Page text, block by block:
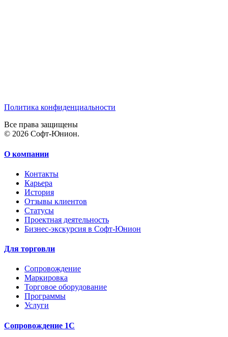
Политика конфиденциальности
Все права защищены
© 2026 Софт-Юнион.
О компании
Контакты
Карьера
История
Отзывы клиентов
Статусы
Проектная деятельность
Бизнес-экскурсия в Софт-Юнион
Для торговли
Сопровождение
Маркировка
Торговое оборудование
Программы
Услуги
Сопровождение 1С